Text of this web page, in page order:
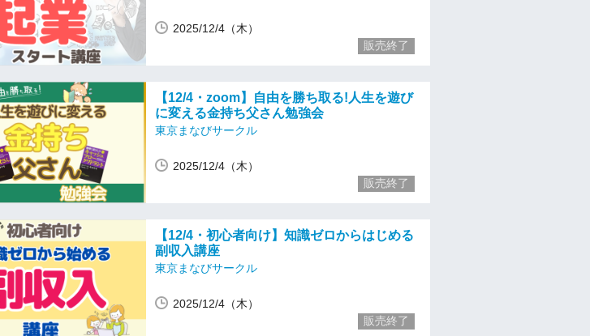
2025/12/4（木）
販売終了
【12/4・zoom】自由を勝ち取る!人生を遊び
に変える金持ち父さん勉強会
東京まなびサークル
2025/12/4（木）
販売終了
【12/4・初心者向け】知識ゼロからはじめる
副収入講座
東京まなびサークル
2025/12/4（木）
販売終了